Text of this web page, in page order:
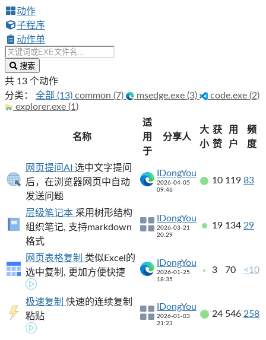
动作
子程序
动作单
搜索
共 13 个动作
分类：
全部 (13) common (7) msedge.exe (3)
code.exe (2)
explorer.exe (1)
名称
适
用
于
分享人
大
小
获
赞
用
户
频
度
网页提问AI 选中文字提问
后，在浏览器网页中自动
发送问题
IDongYou
2026-04-05
09:46
10 119 83
层级笔记本 采用树形结构
组织笔记, 支持markdown
格式
IDongYou
2026-03-21
20:29
19 134 29
网页表格复制 类似Excel的
选中复制, 更加方便快捷
IDongYou
2026-01-25
18:35
3 70 <10
极速复制 快速的连续复制
粘贴
IDongYou
2026-01-03
21:23
24 546 258